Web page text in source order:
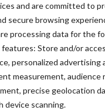
and are committed to
secure browsing
processing data for the
Store and/or
personalized advertising
measurement, audience
precise geolocation
device scanning.
tips voor een